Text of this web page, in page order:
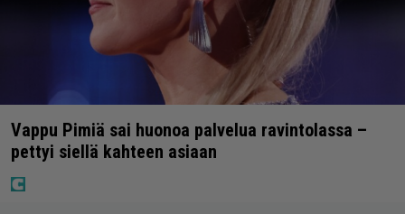
Vappu Pimiä sai huonoa palvelua ravintolassa –
pettyi siellä kahteen asiaan